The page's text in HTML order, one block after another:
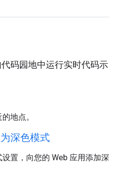
码园地中运行实时代码示
地点。
深色模式
置，向您的 Web 应用添加深